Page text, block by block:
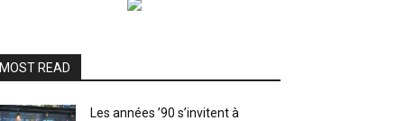
MOST READ
Les années ’90 s’invitent à